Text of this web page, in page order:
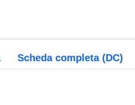
Scheda completa (DC)